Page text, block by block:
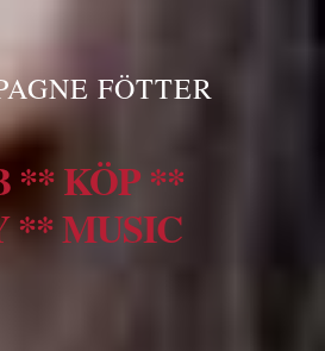
FÖTTER
** KÖP **
** MUSIC